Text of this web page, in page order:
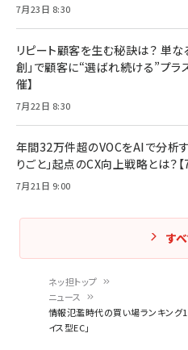
ネッ担トップ
ニュース
情報氾濫時代の買い場ランキング1
イス型EC」
7月23日 8:30
リピート顧客を生む秘訣は？ 単な
創」で顧客に“選ばれ続ける”プラ
催】
7月22日 8:30
年間32万件超のVOCをAIで分析す
りごと」起点のCX向上戦略とは？
7月21日 9:00
す